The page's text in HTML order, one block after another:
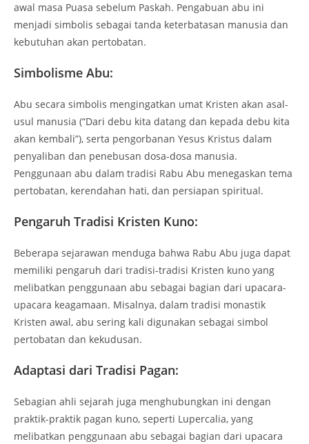
awal masa Puasa sebelum Paskah. Pengabuan abu ini
menjadi simbolis sebagai tanda keterbatasan manusia dan
kebutuhan akan pertobatan.
Simbolisme Abu:
Abu secara simbolis mengingatkan umat Kristen akan asal-
usul manusia (“Dari debu kita datang dan kepada debu kita
akan kembali”), serta pengorbanan Yesus Kristus dalam
penyaliban dan penebusan dosa-dosa manusia.
Penggunaan abu dalam tradisi Rabu Abu menegaskan tema
pertobatan, kerendahan hati, dan persiapan spiritual.
Pengaruh Tradisi Kristen Kuno:
Beberapa sejarawan menduga bahwa Rabu Abu juga dapat
memiliki pengaruh dari tradisi-tradisi Kristen kuno yang
melibatkan penggunaan abu sebagai bagian dari upacara-
upacara keagamaan. Misalnya, dalam tradisi monastik
Kristen awal, abu sering kali digunakan sebagai simbol
pertobatan dan kekudusan.
Adaptasi dari Tradisi Pagan:
Sebagian ahli sejarah juga menghubungkan ini dengan
praktik-praktik pagan kuno, seperti Lupercalia, yang
melibatkan penggunaan abu sebagai bagian dari upacara